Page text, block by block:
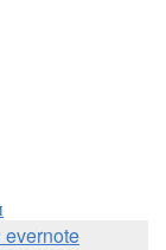
evernote